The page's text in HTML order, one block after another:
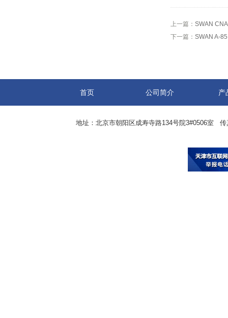
上一篇： SWAN
下一篇： SWAN A-
首页 公司简介 产
地址：北京市朝阳区成寿寺路134号院3#0506室